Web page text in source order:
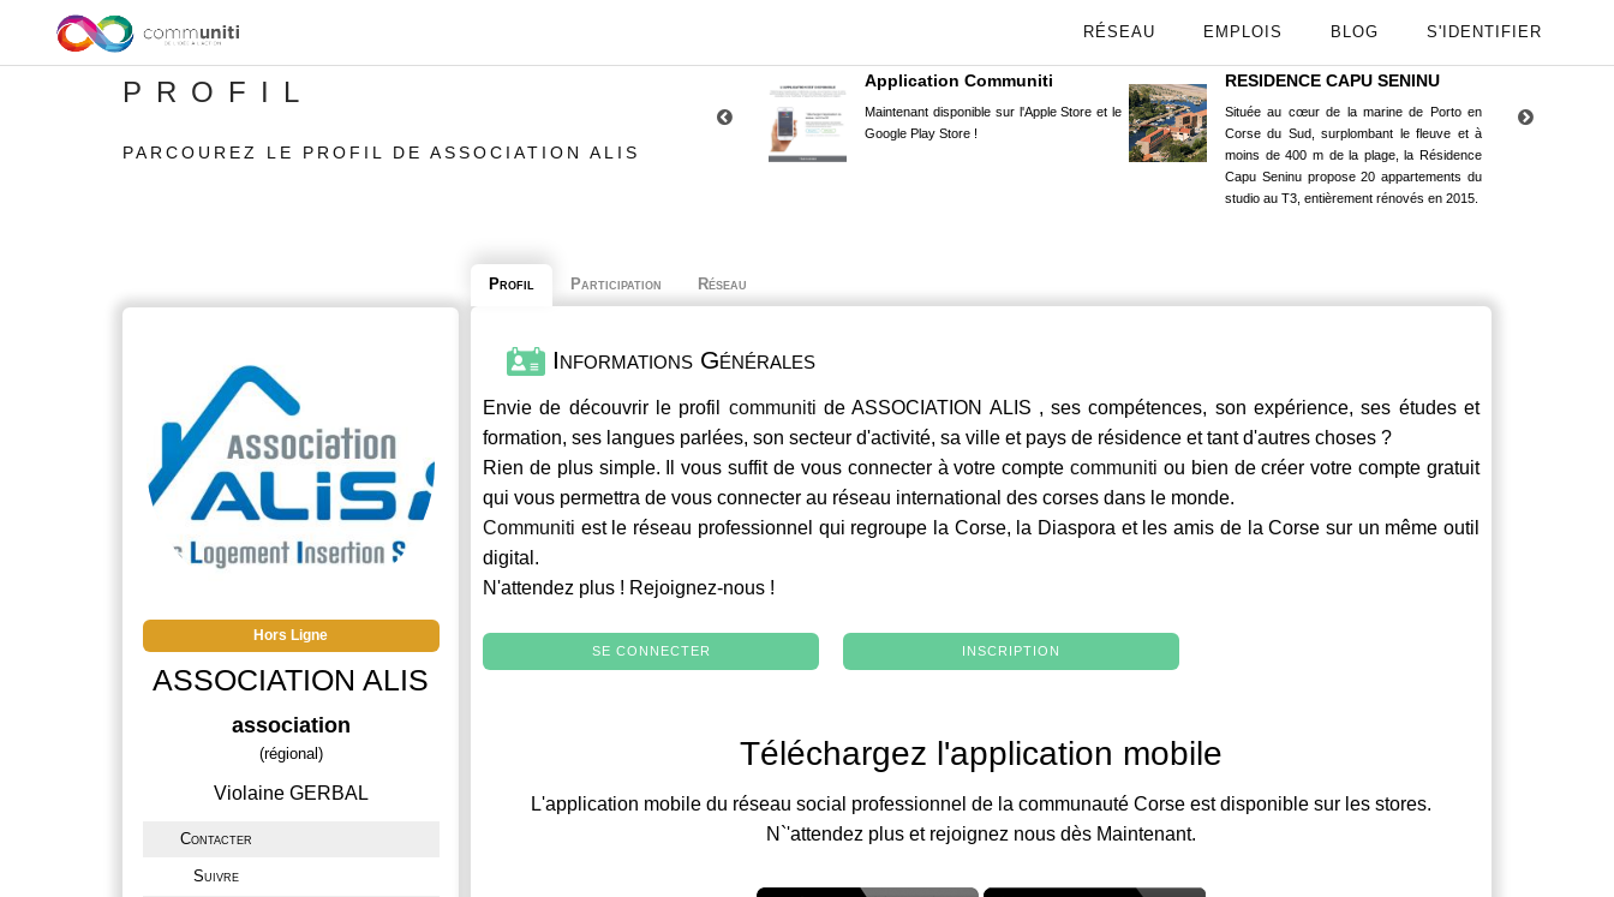
RÉSEAU EMPLOIS BLOG S'IDENTIFIER
PROFIL
PARCOUREZ LE PROFIL DE ASSOCIATION ALIS
Application Communiti
Maintenant disponible sur l'Apple Store et le
Google Play Store !
RESIDENCE CAPU SENINU
Située au cœur de la marine de Porto en
Corse du Sud, surplombant le fleuve et à
moins de 400 m de la plage, la Résidence
Capu Seninu propose 20 appartements du
studio au T3, entièrement rénovés en 2015.
Hors Ligne
ASSOCIATION ALIS
association
(régional)
Violaine GERBAL
Contacter
Suivre
Profil Participation Réseau
Informations Générales
Envie de découvrir le profil communiti de ASSOCIATION ALIS , ses compétences, son expérience, ses études et
formation, ses langues parlées, son secteur d'activité, sa ville et pays de résidence et tant d'autres choses ?
Rien de plus simple. Il vous suffit de vous connecter à votre comptecommuniti ou bien de créer votre compte gratuit
qui vous permettra de vous connecter au réseau international des corses dans le monde.
Communiti est le réseau professionnel qui regroupe la Corse, la Diaspora et les amis de la Corse sur un même outil
digital.
N'attendez plus ! Rejoignez-nous !
SE CONNECTER INSCRIPTION
Téléchargez l'application mobile
L'application mobile du réseau social professionnel de la communauté Corse est disponible sur les stores.
N`'attendez plus et rejoignez nous dès Maintenant.